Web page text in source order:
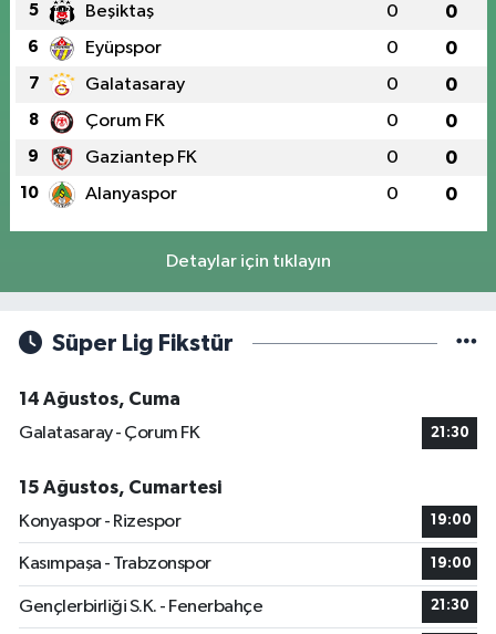
5 Beşiktaş 0 0
6 Eyüpspor 0 0
7 Galatasaray 0 0
8 Çorum FK 0 0
9 Gaziantep FK 0 0
10 Alanyaspor 0 0
Detaylar için tıklayın
Süper Lig Fikstür
14 Ağustos, Cuma
Galatasaray - Çorum FK
21:30
15 Ağustos, Cumartesi
Konyaspor - Rizespor
19:00
Kasımpaşa - Trabzonspor 19:00
Gençlerbirliği S.K. - Fenerbahçe 21:30